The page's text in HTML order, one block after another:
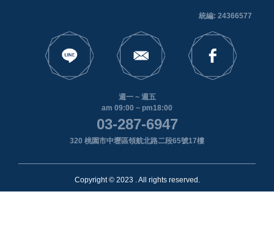
統編: 24366577
週一 ~ 週五
am 09:00 ~ pm18:00
03-287-6947
320 桃園市中壢區領航北路二段65號17樓
Copyright © 2023 . All rights reserved.